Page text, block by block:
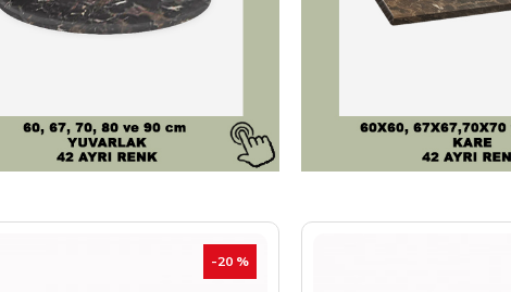
-20 %